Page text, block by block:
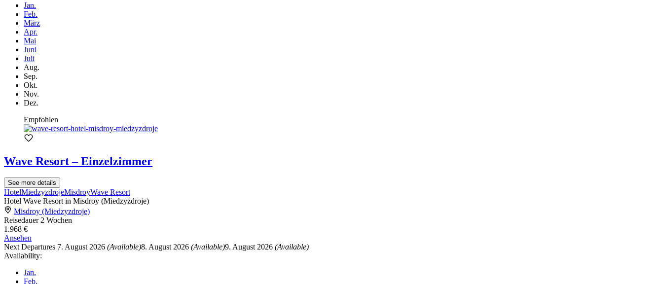
Jan.
Feb.
März
Apr.
Mai
Juni
Juli
Aug.
Sep.
Okt.
Nov.
Dez.
Empfohlen
Wave Resort – Einzelzimmer
See more details
HotelMiedzyzdrojeMisdroyWave Resort
Hotel Wave Resort in Misdroy (Miedzyzdroje)
Misdroy (Miedzyzdroje)
Reisedauer2 Wochen
1.968 €
Ansehen
Next Departures 7. August 2026 (Available)8. August 2026 (Available)9. August 2026 (Available)
Availability:
Jan.
Feb.